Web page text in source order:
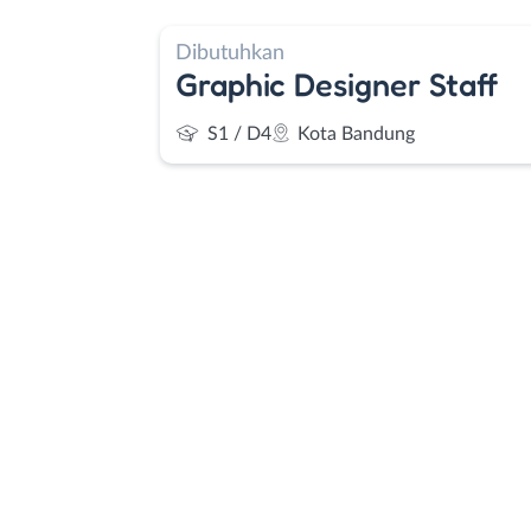
Dibutuhkan
Graphic Designer Staff
S1 / D4 Kota Bandung